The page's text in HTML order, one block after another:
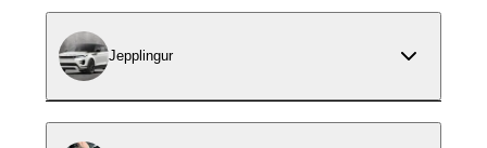
Jepplingur